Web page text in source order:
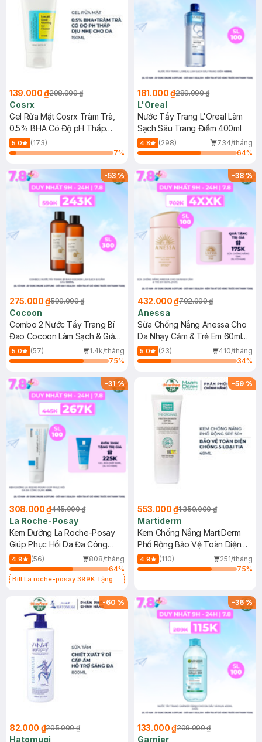
139.000 ₫298.000 ₫
Cosrx
Gel Rửa Mặt Cosrx Tràm Trà,
0.5% BHA Có Độ pH Thấp
150ml
5.0
(173)
7%
181.000 ₫289.000 ₫
L'Oreal
Nước Tẩy Trang L'Oreal Làm
Sạch Sâu Trang Điểm 400ml
4.8 (298)
734/tháng
64%
-53%
275.000 ₫590.000 ₫
Cocoon
Combo 2 Nước Tẩy Trang Bí
Đao Cocoon Làm Sạch & Giảm
Dầu 500ml
5.0 (57)
1.4k/tháng
75%
-38%
432.000 ₫702.000 ₫
Anessa
Sữa Chống Nắng Anessa Cho
Da Nhạy Cảm & Trẻ Em 60ml
(Mới)
5.0 (23)
410/tháng
34%
-31%
308.000 ₫445.000 ₫
La Roche-Posay
Kem Dưỡng La Roche-Posay
Giúp Phục Hồi Da Đa Công
Dụng 40ml
4.9 (56)
808/tháng
64%
Bill La roche-posay 399K Tặng
(SL có hạn)
-59 %
553.000 ₫1.350.000 ₫
Martiderm
Kem Chống Nắng MartiDerm
Phổ Rộng Bảo Vệ Toàn Diện
40ml
4.9 (110)
251/tháng
75%
-60 %
82.000 ₫205.000 ₫
Hatomugi
-36%
133.000 ₫209.000 ₫
Garnier